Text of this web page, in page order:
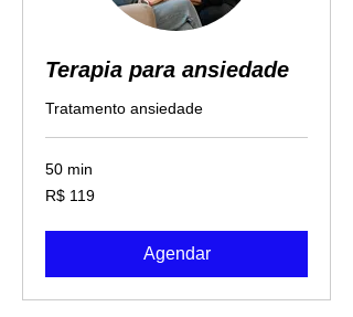
Terapia para ansiedade
Tratamento ansiedade
50 min
119
Reais
R$ 119
Agendar